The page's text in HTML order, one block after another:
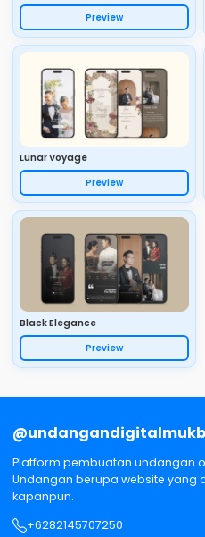
Preview
Lunar Voyage
Preview
Black Elegance
Preview
Platform pembuatan undangan
Undangan berupa website yang
kapanpun.
+6282145707250